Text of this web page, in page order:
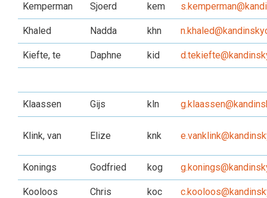
Kemperman Sjoerd kem
Khaled Nadda khn
Kiefte, te Daphne kid
Klaassen Gijs kln
Klink, van Elize knk
Konings Godfried kog
Kooloos Chris koc